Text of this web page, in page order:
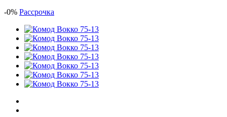
-0% Рассрочка